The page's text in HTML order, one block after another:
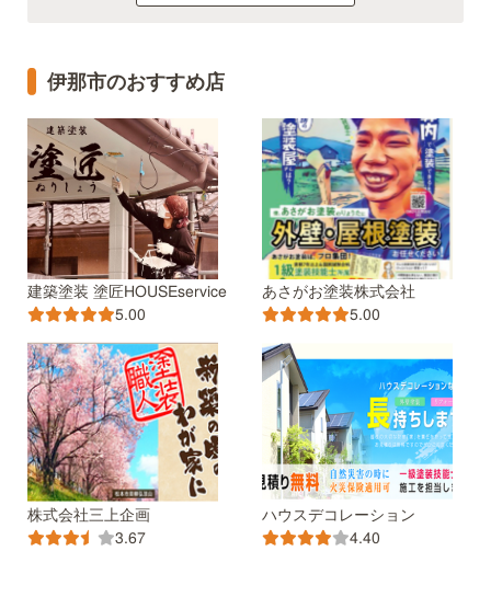
伊那市のおすすめ店
建築塗装 塗匠HOUSEservice
5.00
あさがお塗装株式会社
5.00
株式会社三上企画
3.67
ハウスデコレーション
4.40